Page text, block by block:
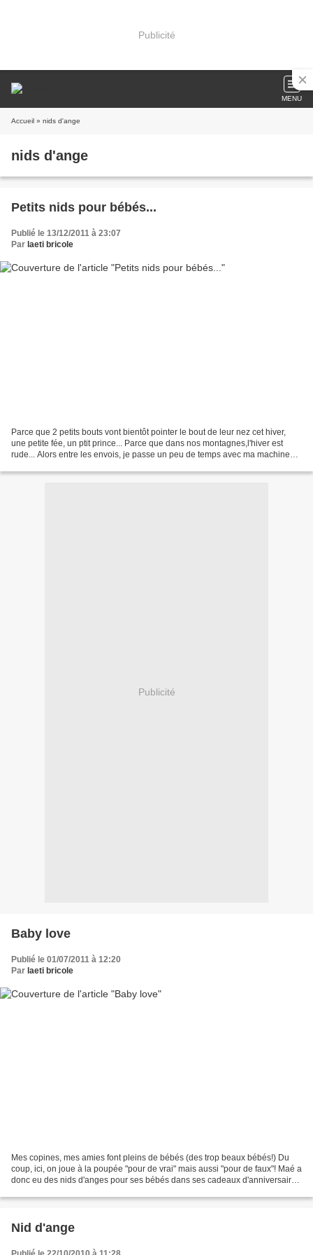
Publicité
MENU
Accueil » nids d'ange
nids d'ange
Petits nids pour bébés...
Publié le 13/12/2011 à 23:07
Par laeti bricole
Parce que 2 petits bouts vont bientôt pointer le bout de leur nez cet hiver,
une petite fée, un ptit prince... Parce que dans nos montagnes,l'hiver est
rude... Alors entre les envois, je passe un peu de temps avec ma machine
Publicité
Baby love
Publié le 01/07/2011 à 12:20
Par laeti bricole
Mes copines, mes amies font pleins de bébés (des trop beaux bébés!) Du
coup, ici, on joue à la poupée "pour de vrai" mais aussi "pour de faux"! Maé a
donc eu des nids d'anges pour ses bébés dans ses cadeaux d'anniversaire,
Nid d'ange